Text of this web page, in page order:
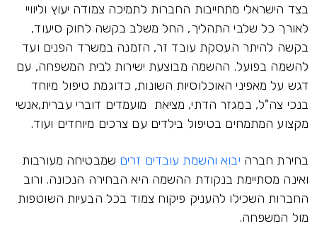
בצד הישראלי מתחייבות החברות לתמיכה צמודה יעוץ וליוויי
לאורך כל שלבי התהליך, החל משלב בקשה לחוק סיעוד,
בקשה להיתר העסקת עובד זר, הזמנה במשרד הפנים ועד
להשמה בפועל. ההשמה מבוצעת ישירות לבית המשפחה, עם
דגש על מאפיני האוכלוסיות השונות, כדוגמת טיפול מיוחד
בנכי צה"ל, במגזר הדתי, מציאת מועמדים דוברי עברית,אנשי
מקצוע המתמחים בטיפול בילדים עם צרכים מיוחדים ועוד.
בחירת חברה יבוא והשמת עובדים זרים שמבטיחה מעורבות
ואינה מסתיימת בנקודת ההשמה היא הבחירה הנכונה. ורוב
החברות השכילו להעניק פיקוח צמוד בכל הבעיות השוטפות
מול המשפחה.